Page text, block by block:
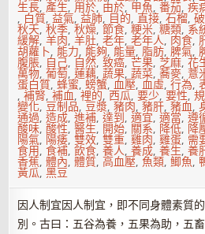
生長,產生, 用於, 由於, 甲魚,番茄,疾
, 白質,益氣,益肺, 目的,直接,石榴,
秋天,秋季,秋燥,節食,粳米,糖類, 系
緩解,羊肉,羊肚,老年,老年人, 肉食,
胡蘿卜, 能力, 能夠, 能量,脂肪,脾氣,
腹脹, 自己, 自然,致癌,芒果,芝麻,花
萬物,葡萄,蓮藕,蔬果,蔬菜,蕎麥,薏
蛋白質,蜂蜜,螃蟹,血壓,血虛,行為,
,補腎,補血,裡的,西瓜,要少,要性,
變化,豆制品,豆漿,豬肉,豬肝,豬血,
通過,造成,進補,達到,適宜,適當,遵
酸味,酸性,醫生, 開始, 關系, 降低, 降
陽氣, 陽痿,雙效,雙重,雞肉,雞蛋, 需
食用,食補,飲食,養人,養成,養生,養
香蕉,體內,體質,高血壓, 魚類,鯽魚,
黃瓜,黑豆
因人制宜因人制宜，即不同身體素質
別。古曰：五谷為養，五果為助，五